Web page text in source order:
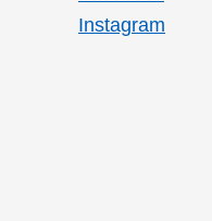
Instagram